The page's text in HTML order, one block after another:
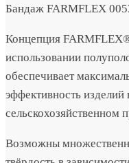
Бандаж FARMFLEX
Концепция
использовании
обеспечивает
эффективность изделий
сельскохозяйственном
Возможны